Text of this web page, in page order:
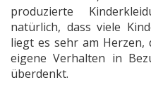
produzierte
natürlich, dass viele
liegt es sehr am Herzen,
eigene Verhalten in
überdenkt.